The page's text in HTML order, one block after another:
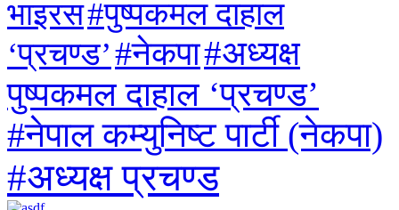
भाइरस#पुष्पकमल दाहाल
‘प्रचण्ड’#नेकपा#अध्यक्ष
पुष्पकमल दाहाल ‘प्रचण्ड’
#नेपाल कम्युनिष्ट पार्टी (नेकपा)
#अध्यक्ष प्रचण्ड